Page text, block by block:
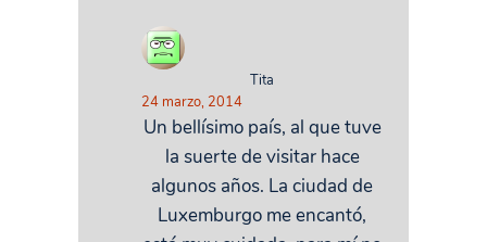
Tita
24 marzo, 2014
Un bellísimo país, al que tuve
la suerte de visitar hace
algunos años. La ciudad de
Luxemburgo me encantó,